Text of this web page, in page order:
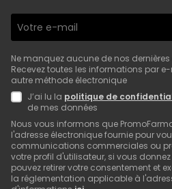
Ne manquez aucune de nos
Recevez toutes les informations par
autre méthode électronique
J’ai lu la politique de
de mes données
Nous vous informons que
l'adresse électronique fournie pour
communications commerciales ou
votre profil d'utilisateur, si vous
pouvez retirer votre consentement et
la réglementation applicable à